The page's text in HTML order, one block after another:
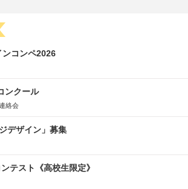
ンコンペ2026
ンクール
絡会
デザイン」募集
テスト《高校生限定》